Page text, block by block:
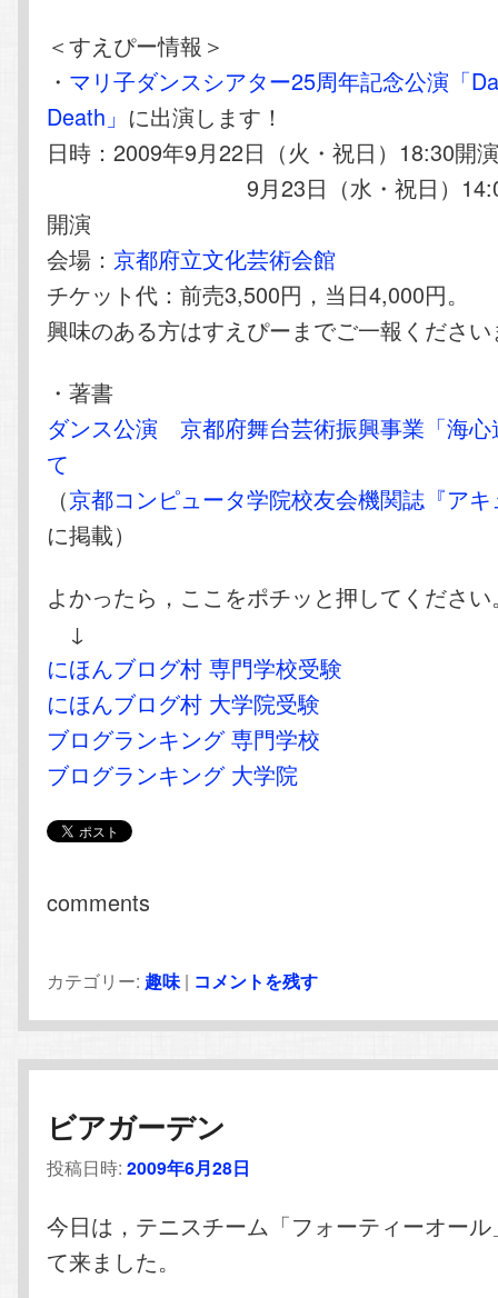
＜すえぴー情報＞
・ マリ子ダンスシアター25周年記念公演「
Death」 に出演します！
日時：2009年9月22日（火・祝日）18:30開
9月23日（水・祝日）14:00
開演
会場： 京都府立文化芸術会館
チケット代：前売3,500円，当日4,000円。
興味のある方はすえぴーまでご一報くださ
・著書
ダンス公演 京都府舞台芸術振興事業「海心
て
（京都コンピュータ学院校友会機関誌『ア
に掲載）
よかったら，ここをポチッと押してください
↓
にほんブログ村 専門学校受験
にほんブログ村 大学院受験
ブログランキング 専門学校
ブログランキング 大学院
comments
カテゴリー: 趣味 | コメントを残す
ビアガーデン
投稿日時:2009年6月28日
今日は，テニスチーム「フォーティーオー
て来ました。